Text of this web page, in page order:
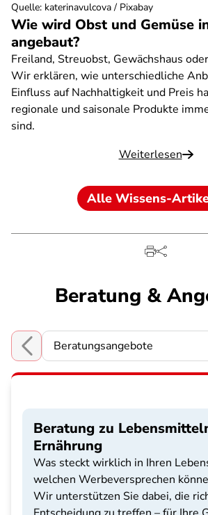
Wie wird Obst und Gemüse
angebaut?
Freiland, Streuobst, Gewächshaus
Wir erklären, wie unterschiedliche
Einfluss auf Nachhaltigkeit und Preis
regionale und saisonale Produkte
sind.
Weiterlesen
Quelle: katerinavulcova / Pixabay
Alle Wissens-
Beratung &
Choose a section
Beratung zu
Ernährung
Was steckt wirklich in Ihren
welchen Werbeversprechen
Wir unterstützen Sie dabei, die